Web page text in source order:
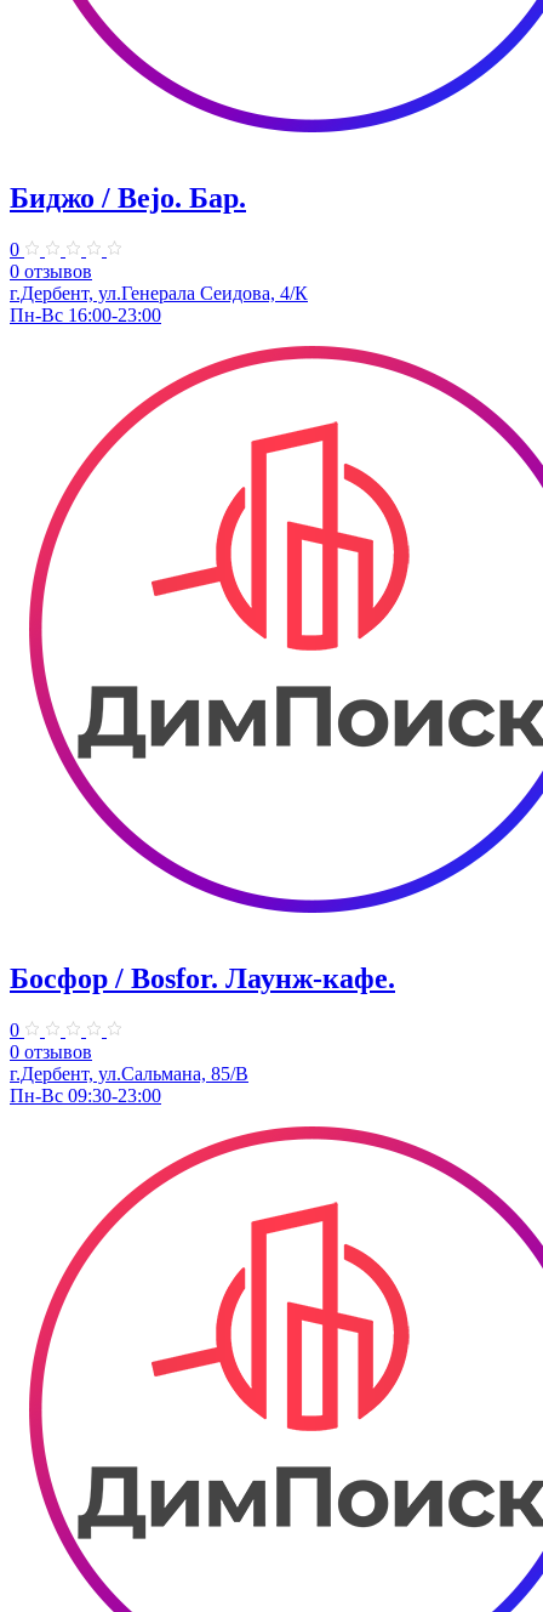
Биджо / Bejo. ​Бар.
0
0 отзывов
г.Дербент, ​ул.Генерала Сеидова, 4/К
Пн-Вс 16:00-23:00
Босфор / Bosfor. ​Лаунж-кафе.
0
0 отзывов
г.Дербент, ул.​Сальмана, 85/В
Пн-Вс 09:30-23:00